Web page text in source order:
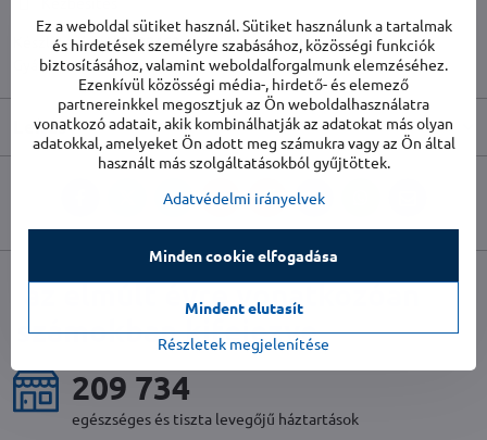
Készletszám:HDL20463
Gyártó:Home Deluxe
Leírás
TwitterBlueskyPinterestRedditLinkedIn
az elmúlt évre vonatkozóan
számokban kifejezve
231 889
egészséges és tiszta levegőjű háztartások
Ez a weboldal sütiket használ. Sütiket használunk a tartalmak
és hirdetések személyre szabásához, közösségi funkciók
biztosításához, valamint weboldalforgalmunk elemzéséhez.
Ezenkívül közösségi média-, hirdető- és elemező
partnereinkkel megosztjuk az Ön weboldalhasználatra
vonatkozó adatait, akik kombinálhatják az adatokat más olyan
adatokkal, amelyeket Ön adott meg számukra vagy az Ön által
használt más szolgáltatásokból gyűjtöttek.
Adatvédelmi irányelvek
Részletek megjelenítése
Minden cookie elfogadása
Mindent elutasít